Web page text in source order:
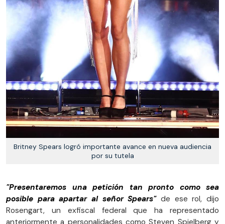
Britney Spears logró importante avance en nueva audiencia
por su tutela
"Presentaremos una petición tan pronto como sea
posible para apartar al señor Spears"de ese rol, dijo
Rosengart, un exfiscal federal que ha representado
anteriormente a personalidades como Steven Spielberg y